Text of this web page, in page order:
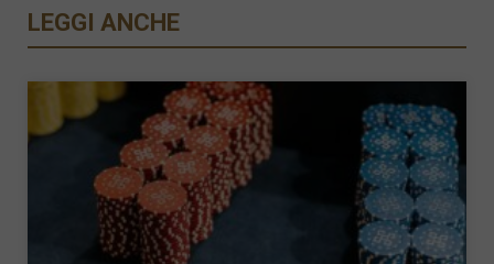
LEGGI ANCHE